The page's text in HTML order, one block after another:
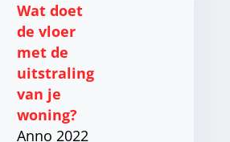
Wat doet
de vloer
met de
uitstraling
van je
woning?
Anno 2022